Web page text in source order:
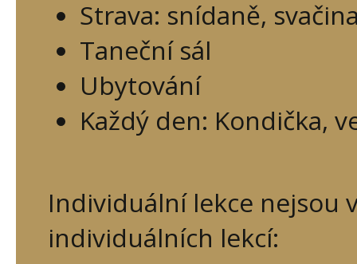
Strava: snídaně,
Taneční sál
Ubytování
Každý den: Kondička,
Individuální lekce nejsou
individuálních lekcí: